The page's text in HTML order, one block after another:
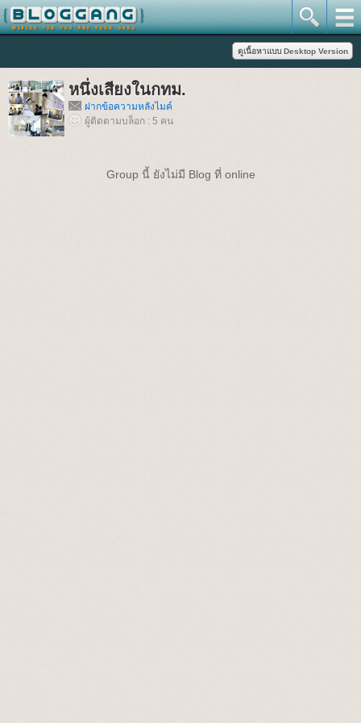
หนึ่งเสียงในกทม.
ฝากข้อความหลังไมค์
ผู้ติดตามบล็อก : 5 คน
Group นี้ ยังไม่มี Blog ที่ online